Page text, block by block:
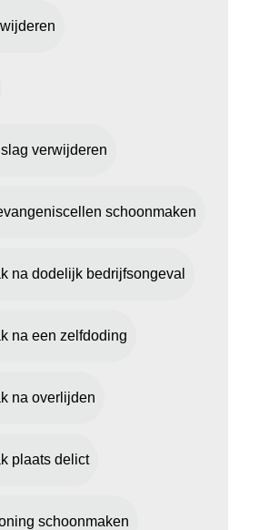
verwijderen
schoonmaken
na dodelijk bedrijfsongeval
na een zelfdoding
na overlijden
plaats delict
schoonmaken